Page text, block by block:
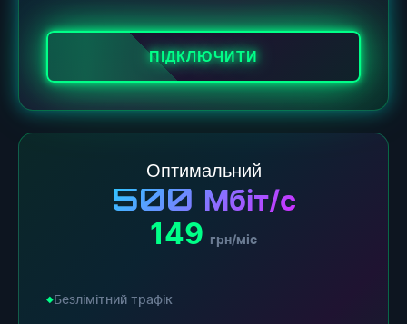
ПІДКЛЮЧИТИ
Оптимальний
500 Мбіт/с
149 грн/міс
Безлімітний трафік